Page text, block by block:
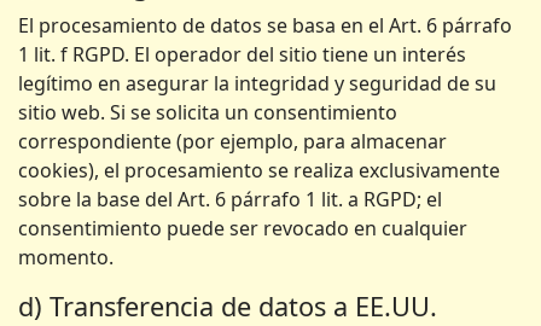
El procesamiento de datos se basa en el Art. 6 párrafo
1 lit. f RGPD. El operador del sitio tiene un interés
legítimo en asegurar la integridad y seguridad de su
sitio web. Si se solicita un consentimiento
correspondiente (por ejemplo, para almacenar
cookies), el procesamiento se realiza exclusivamente
sobre la base del Art. 6 párrafo 1 lit. a RGPD; el
consentimiento puede ser revocado en cualquier
momento.
d) Transferencia de datos a EE.UU.